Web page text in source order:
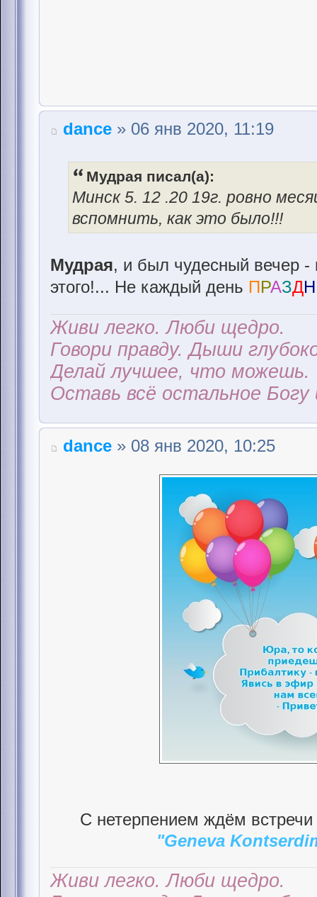
dance » 06 янв 2020, 11:19
Мудрая писал(а):
Минск 5. 12 .20 19г. ровно
вспомнить, как это было!!!
Мудрая, и был чудесный вечер -
этого!... Не каждый день ПРАЗДН
Живи легко. Люби щедро.
Говори правду. Дыши
Делай лучшее, что можешь.
Оставь всё остальное Богу
dance » 08 янв 2020, 10:25
С нетерпением ждём
"Geneva
Живи легко. Люби щедро.